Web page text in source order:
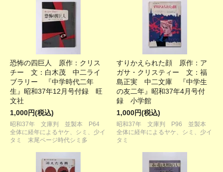
恐怖の四巨人 原作：クリス
チー 文：白木茂 中二ライ
ブラリー 『中学時代二年
生』昭和37年12月号付録 旺
文社
1,000円(税込)
昭和37年 文庫判 並製本 P64
全体に経年によるヤケ、シミ、少イ
タミ 末尾ページ時代シミ多
すりかえられた顔 原作：ア
ガサ・クリスティー 文：福
島正実 中二文庫 『中学生
の友二年』昭和37年4月号付
録 小学館
1,000円(税込)
昭和37年 文庫判 P96 並製本
全体に経年によるヤケ、シミ、少イ
タミ